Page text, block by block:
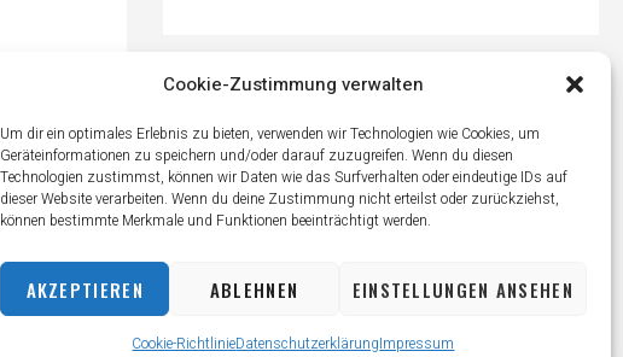
Cookie-Zustimmung verwalten
Um dir ein optimales Erlebnis zu bieten, verwenden wir Technologien wie Cookies, um
Geräteinformationen zu speichern und/oder darauf zuzugreifen. Wenn du diesen
Technologien zustimmst, können wir Daten wie das Surfverhalten oder eindeutige IDs auf
dieser Website verarbeiten. Wenn du deine Zustimmung nicht erteilst oder zurückziehst,
können bestimmte Merkmale und Funktionen beeinträchtigt werden.
AKZEPTIEREN ABLEHNEN EINSTELLUNGEN ANSEHEN
Cookie-RichtlinieDatenschutzerklärungImpressum